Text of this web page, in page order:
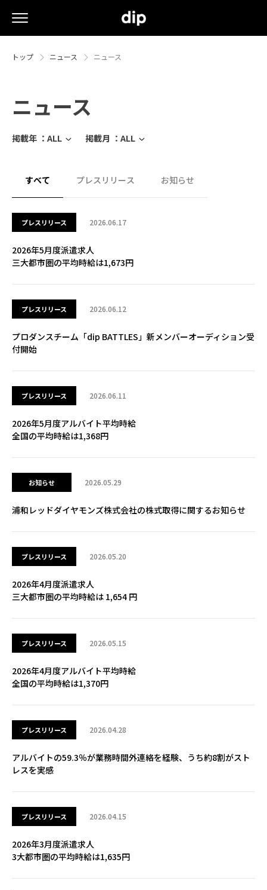
トップ ニュース ニュース
ニュース
掲載年 ： ALL 掲載月 ： ALL
すべて プレスリリース お知らせ
プレスリリース 2026.06.17
2026年5月度派遣求人
三大都市圏の平均時給は1,673円
プレスリリース 2026.06.12
プロダンスチーム「dip BATTLES」新メンバーオーディション受
付開始
プレスリリース 2026.06.11
2026年5月度アルバイト平均時給
全国の平均時給は1,368円
お知らせ 2026.05.29
浦和レッドダイヤモンズ株式会社の株式取得に関するお知らせ
プレスリリース 2026.05.20
2026年4月度派遣求人
三大都市圏の平均時給は 1,654 円
プレスリリース 2026.05.15
2026年4月度アルバイト平均時給
全国の平均時給は1,370円
プレスリリース 2026.04.28
アルバイトの59.3％が業務時間外連絡を経験、うち約8割がスト
レスを実感
プレスリリース 2026.04.15
2026年3月度派遣求人
3大都市圏の平均時給は1,635円